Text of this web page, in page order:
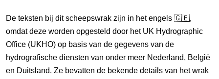
De teksten bij dit scheepswrak zijn in het engels 🇬🇧,
omdat deze worden opgesteld door het UK Hydrographic
Office (UKHO) op basis van de gegevens van de
hydrografische diensten van onder meer Nederland, België
en Duitsland. Ze bevatten de bekende details van het wrak